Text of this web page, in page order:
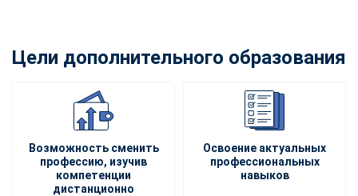
Цели дополнительного образования
Возможность сменить
профессию, изучив
компетенции
дистанционно
Освоение актуальных
профессиональных
навыков